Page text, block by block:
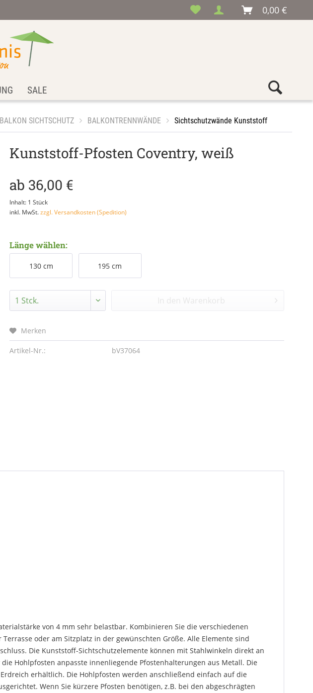
0,00 €
SALE
BALKON SICHTSCHUTZ BALKONTRENNWÄNDE Sichtschutzwände Kunststoff
Kunststoff-Pfosten Coventry, weiß
ab 36,00 €
Inhalt: 1 Stück
inkl. MwSt.zzgl. Versandkosten (Spedition)
Länge wählen:
130 cm 195 cm
In den Warenkorb
Merken
Artikel-Nr.: bV37064
von 4 mm sehr belastbar. Kombinieren Sie die verschiedenen
oder am Sitzplatz in der gewünschten Größe. Alle Elemente sind
Die Kunststoff-Sichtschutzelemente können mit Stahlwinkeln direkt an
Hohlpfosten anpasste innenliegende Pfostenhalterungen aus Metall. Die
erhältlich. Die Hohlpfosten werden anschließend einfach auf die
Wenn Sie kürzere Pfosten benötigen, z.B. bei den abgeschrägten